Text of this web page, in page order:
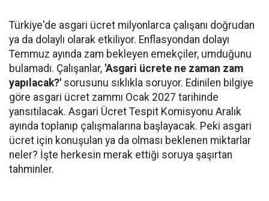
Türkiye'de asgari ücret milyonlarca çalışanı doğrudan
ya da dolaylı olarak etkiliyor. Enflasyondan dolayı
Temmuz ayında zam bekleyen emekçiler, umduğunu
bulamadı. Çalışanlar, 'Asgari ücrete ne zaman zam
yapılacak?' sorusunu sıklıkla soruyor. Edinilen bilgiye
göre asgari ücret zammı Ocak 2027 tarihinde
yansıtılacak. Asgari Ücret Tespit Komisyonu Aralık
ayında toplanıp çalışmalarına başlayacak. Peki asgari
ücret için konuşulan ya da olması beklenen miktarlar
neler? İşte herkesin merak ettiği soruya şaşırtan
tahminler.